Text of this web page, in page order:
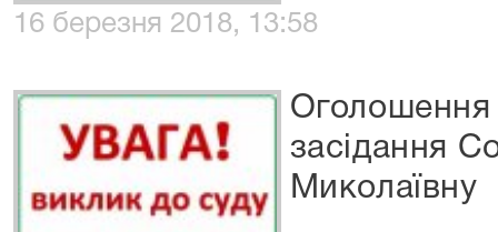
16 березня 2018, 13:58
Оголошення
засідання
Миколаївну